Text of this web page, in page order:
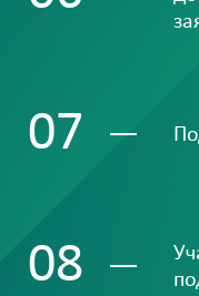
07
08